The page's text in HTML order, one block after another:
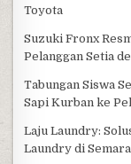
Toyota
Suzuki Fronx
Pelanggan Setia
Tabungan Siswa
Sapi Kurban ke
Laju Laundry:
Laundry di